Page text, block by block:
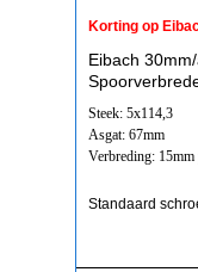
Korting op
Eibach
Steek: 5x114,3
Asgat: 67mm
Verbreding:
Standaard